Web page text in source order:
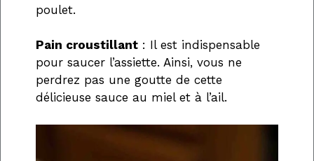
poulet.
Pain croustillant : Il est indispensable
pour saucer l’assiette. Ainsi, vous ne
perdrez pas une goutte de cette
délicieuse sauce au miel et à l’ail.